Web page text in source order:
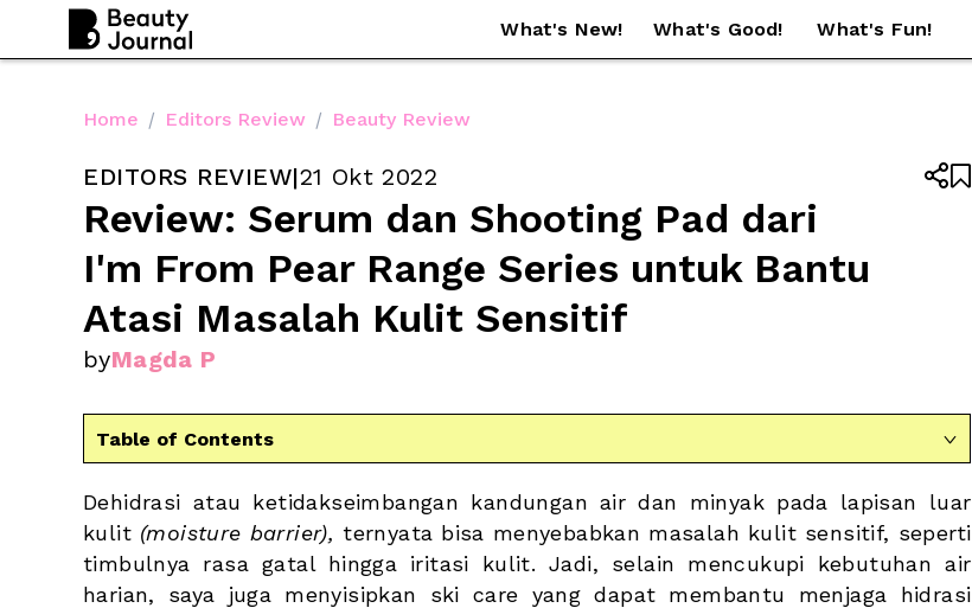
What's New! What's Good! What's Fun!
Home / Editors Review / Beauty Review
EDITORS REVIEW|21 Okt 2022
Review: Serum dan Shooting Pad dari
I'm From Pear Range Series untuk Bantu
Atasi Masalah Kulit Sensitif
byMagda P


Table of Contents 
Dehidrasi atau ketidakseimbangan kandungan air dan minyak pada lapisan luar
kulit (moisture barrier), ternyata bisa menyebabkan masalah kulit sensitif, seperti
timbulnya rasa gatal hingga iritasi kulit. Jadi, selain mencukupi kebutuhan air
harian, saya juga menyisipkan ski care yang dapat membantu menjaga hidrasi